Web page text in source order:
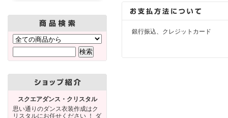
スクエアダンス・クリスタル
思い通りのダンス衣装作成はク
リスタルにお任せください ！ ダ
銀行振込、クレジットカード